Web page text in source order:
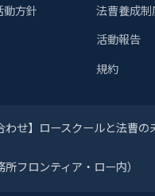
動方針
法曹養成
活動報告
規約
わせ】ロースクールと法曹
所フロンティア・ロー内）